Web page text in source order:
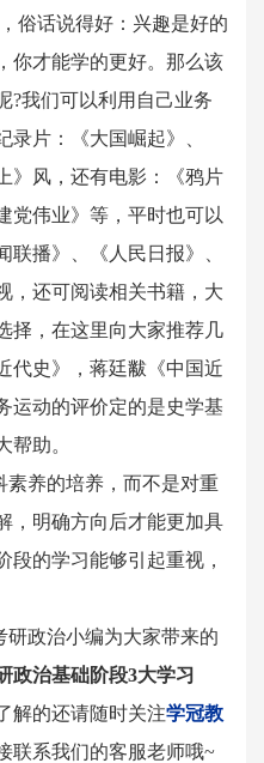
俗话说得好：兴趣是好的
你才能学的更好。那么该
?我们可以利用自己业务
录片：《大国崛起》、
》风，还有电影：《鸦片
党伟业》等，平时也可以
联播》、《人民日报》、
，还可阅读相关书籍，大
择，在这里向大家推荐几
代史》，蒋廷黻《中国近
运动的评价定的是史学基
帮助。
养的培养，而不是对重
，明确方向后才能更加具
段的学习能够引起重视，
政治小编为大家带来的
政治基础阶段3大学习
解的还请随时关注学冠教
联系我们的客服老师哦~